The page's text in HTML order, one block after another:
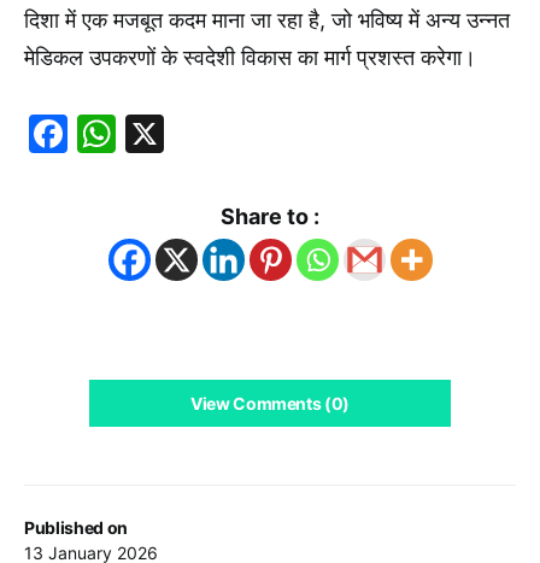
Published on
13 January 2026
दिशा में एक मजबूत कदम माना जा रहा है, जो भविष्य में अन्य उन्नत
मेडिकल उपकरणों के स्वदेशी विकास का मार्ग प्रशस्त करेगा।
Facebook
WhatsApp
Share to :
View Comments (0)